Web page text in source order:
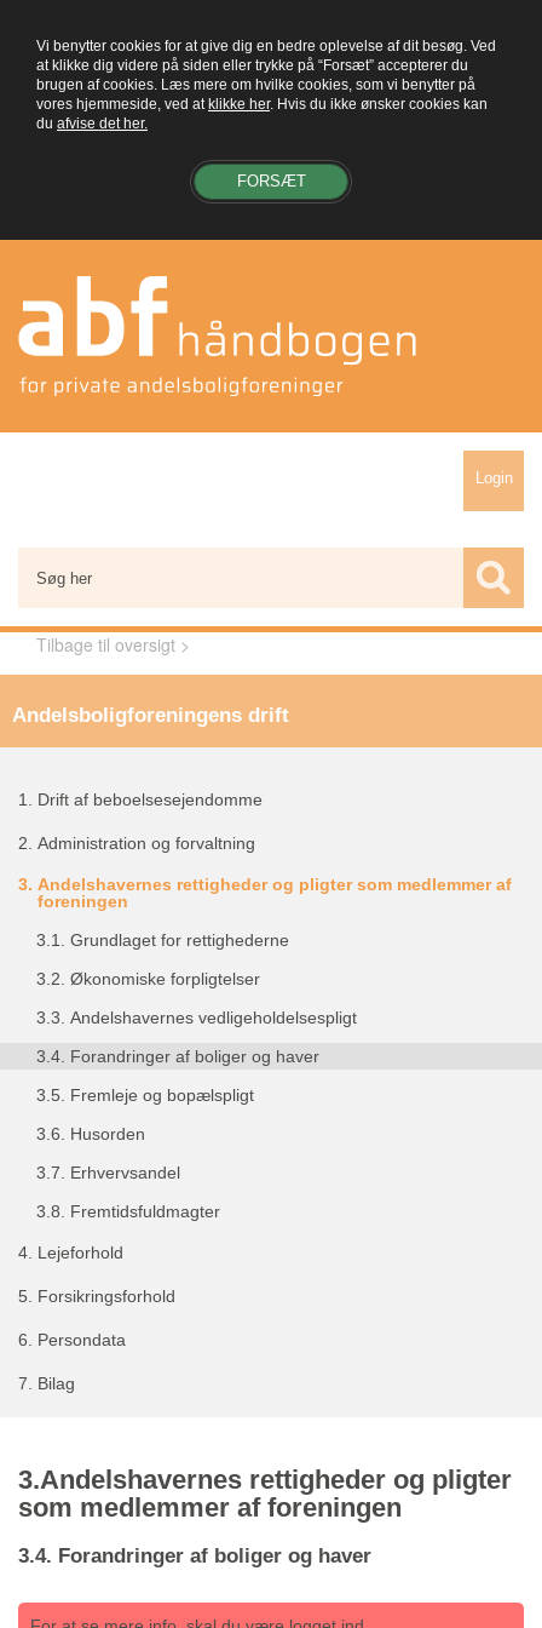
Vi benytter cookies for at give dig en bedre oplevelse af dit besøg. Ved
at klikke dig videre på siden eller trykke på “Forsæt” accepterer du
brugen af cookies. Læs mere om hvilke cookies, som vi benytter på
vores hjemmeside, ved at klikke her. Hvis du ikke ønsker cookies kan
du afvise det her.
FORSÆT
Login
Tilbage til oversigt >
Andelsboligforeningens drift
1. Drift af beboelsesejendomme
2. Administration og forvaltning
3. Andelshavernes rettigheder og pligter som medlemmer af
foreningen
3.1. Grundlaget for rettighederne
3.2. Økonomiske forpligtelser
3.3. Andelshavernes vedligeholdelsespligt
3.4. Forandringer af boliger og haver
3.5. Fremleje og bopælspligt
3.6. Husorden
3.7. Erhvervsandel
3.8. Fremtidsfuldmagter
4. Lejeforhold
5. Forsikringsforhold
6. Persondata
7. Bilag
3.Andelshavernes rettigheder og pligter
som medlemmer af foreningen
3.4. Forandringer af boliger og haver